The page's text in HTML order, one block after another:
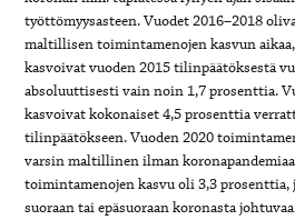
työttömyysasteen. Vuodet 2016–2018
maltillisen toimintamenojen kasvun
kasvoivat vuoden 2015 tilinpäätöksestä
absoluuttisesti vain noin 1,7 prosenttia.
kasvoivat kokonaiset 4,5 prosenttia
tilinpäätökseen. Vuoden 2020
varsin maltillinen ilman
toimintamenojen kasvu oli 3,3 prosenttia,
suoraan tai epäsuoraan koronasta